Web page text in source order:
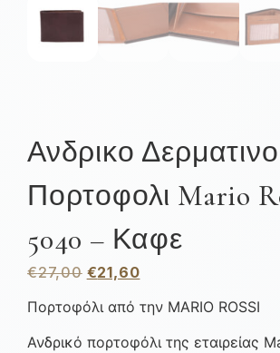
Ανδρικο Δερματινο
Πορτοφολι Mario
5040 – Καφε
€27,00 €21,60
Πορτοφόλι από την MARIO ROSSI
Ανδρικό πορτοφόλι της εταιρείας